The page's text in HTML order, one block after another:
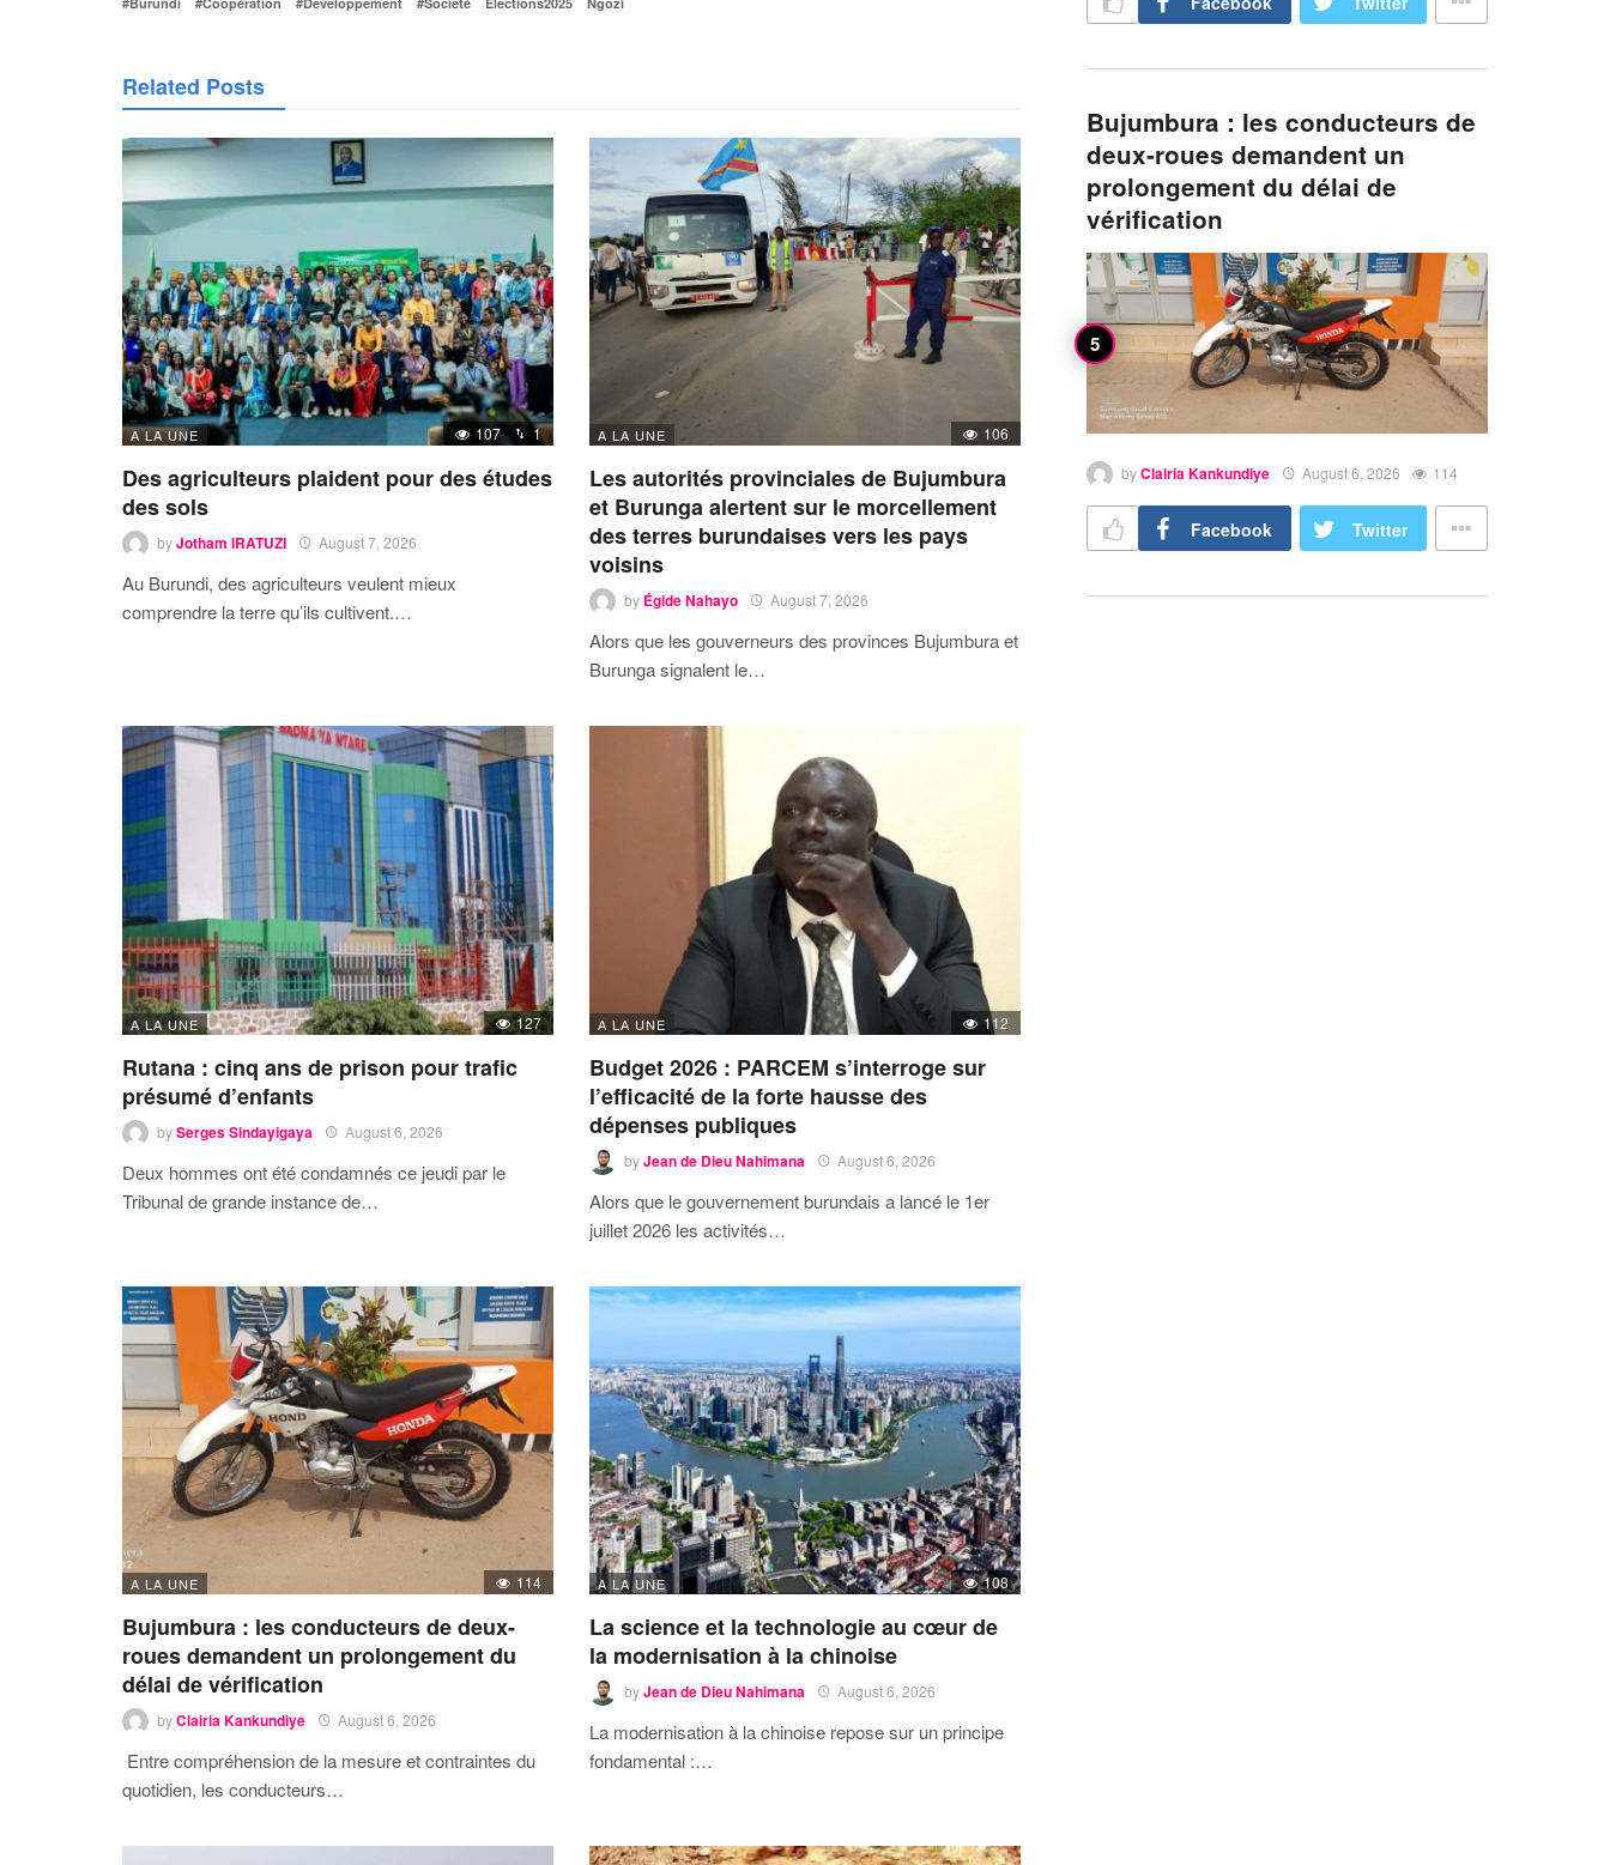
Related Posts
A LA UNE 107 1
Des agriculteurs plaident pour des études
des sols
byJotham IRATUZI August 7, 2026
Au Burundi, des agriculteurs veulent mieux
comprendre la terre qu’ils cultivent.…
A LA UNE 106
Les autorités provinciales de Bujumbura
et Burunga alertent sur le morcellement
des terres burundaises vers les pays
voisins
by Égide Nahayo August 7, 2026
Alors que les gouverneurs des provinces Bujumbura et
Burunga signalent le…
A LA UNE 127
Rutana : cinq ans de prison pour trafic
présumé d’enfants
bySerges Sindayigaya August 6, 2026
Deux hommes ont été condamnés ce jeudi par le
Tribunal de grande instance de…
A LA UNE 112
Budget 2026 : PARCEM s’interroge sur
l’efficacité de la forte hausse des
dépenses publiques
byJean de Dieu Nahimana August 6, 2026
Alors que le gouvernement burundais a lancé le 1er
juillet 2026 les activités…
A LA UNE 114
Bujumbura : les conducteurs de deux-
roues demandent un prolongement du
délai de vérification
byClairia Kankundiye August 6, 2026
Entre compréhension de la mesure et contraintes du
quotidien, les conducteurs…
A LA UNE 108
La science et la technologie au cœur de
la modernisation à la chinoise
byJean de Dieu Nahimana August 6, 2026
La modernisation à la chinoise repose sur un principe
fondamental :…
Bujumbura : les conducteurs de
deux-roues demandent un
prolongement du délai de
vérification
byClairia Kankundiye August 6, 2026 114
Facebook Twitter